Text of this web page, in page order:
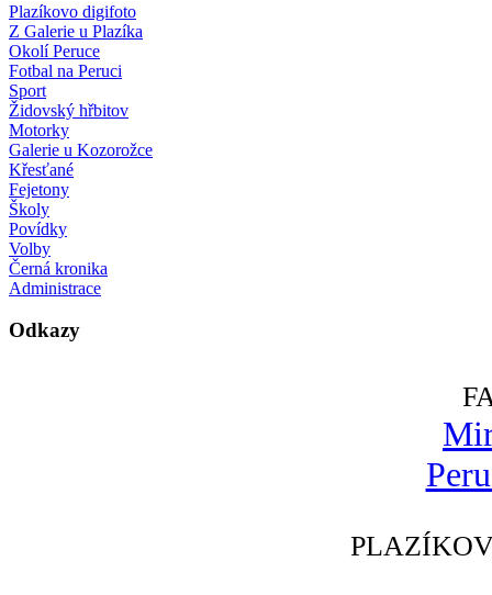
Plazíkovo digifoto
Z Galerie u Plazíka
Okolí Peruce
Fotbal na Peruci
Sport
Židovský hřbitov
Motorky
Galerie u Kozorožce
Křesťané
Fejetony
Školy
Povídky
Volby
Černá kronika
Administrace
Odkazy